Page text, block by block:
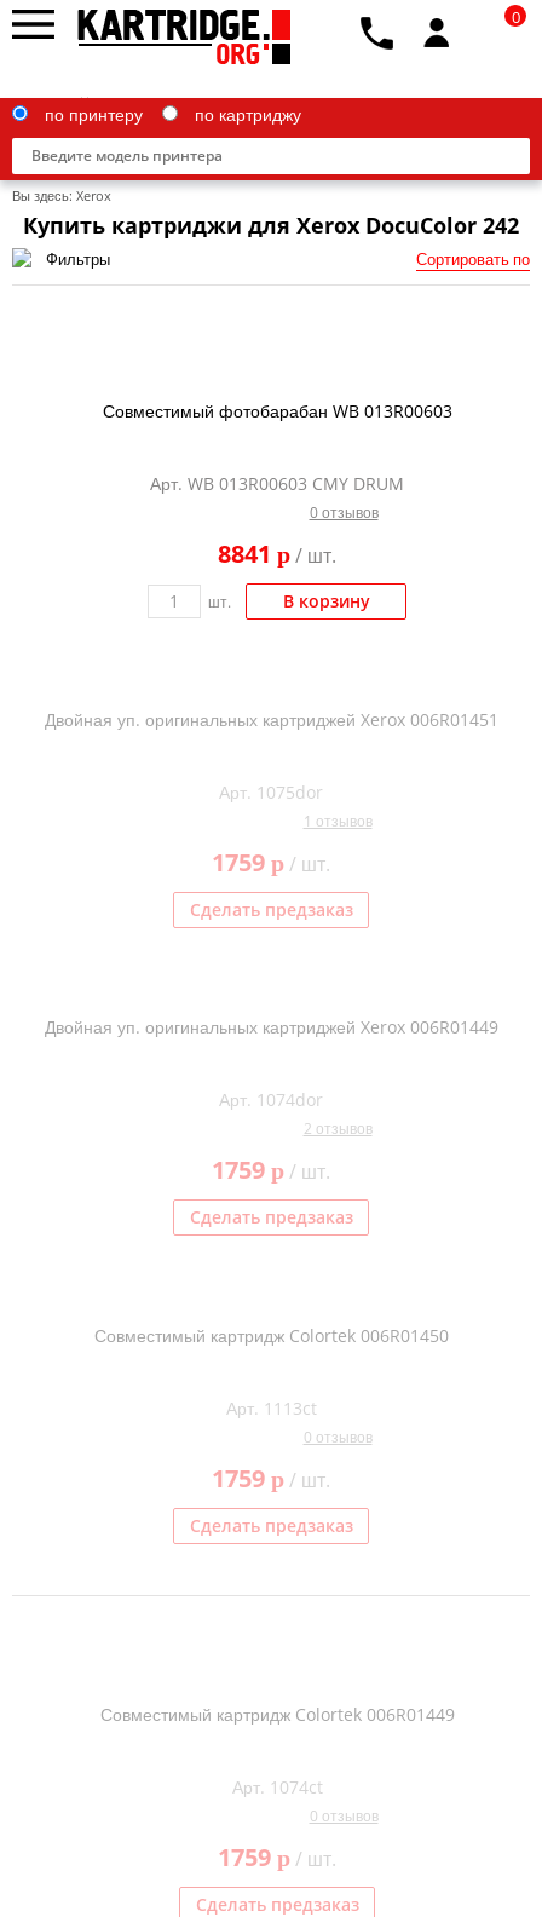
Konica Minolta
OKI
Для франкировальной машины
Тонер и девелопер
по принтеру по картриджу
0
Вы здесь: Xerox
Купить картриджи для Xerox DocuColor 242
Фильтры Сортировать по
Совместимый фотобарабан WB 013R00603
Арт. WB 013R00603 CMY DRUM
0 отзывов
8841 p/ шт.
шт. В корзину
Двойная уп. оригинальных картриджей Xerox 006R01451
Арт. 1075dor
1 отзывов
1759 p/ шт.
Сделать предзаказ
Двойная уп. оригинальных картриджей Xerox 006R01449
Арт. 1074dor
2 отзывов
1759 p/ шт.
Сделать предзаказ
Совместимый картридж Colortek 006R01450
Арт. 1113ct
0 отзывов
1759 p/ шт.
Сделать предзаказ
Совместимый картридж Colortek 006R01449
Арт. 1074ct
0 отзывов
1759 p/ шт.
Сделать предзаказ